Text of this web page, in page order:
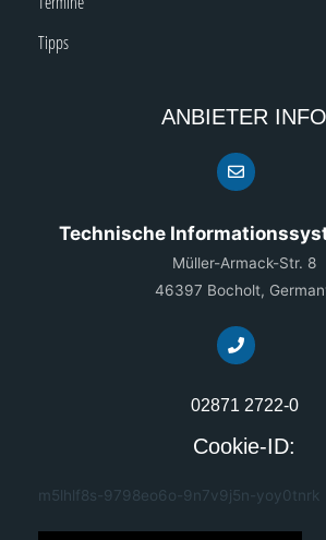
Tipps
ANBIETER INFO
Technische
Müller-Armack-Str. 8
46397 Bocholt,
02871 2722-0
Cookie-ID:
m5lhlf8s-9798eo6o-9n7v9j5n-yoy0tnrk